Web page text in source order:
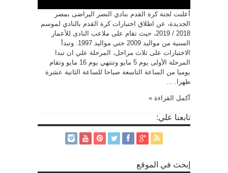
أعلنت لجنة كرة القدم بنادي النصر اليراضى بمصر
الجديدة، عن اطلاق اختبارات كرة القدم بالنادي لموسم
2018 / 2019، حيث تقام على ملاعب النادى للأعمار
السنية من مواليد 2009 حتي مواليد 1997. وتبدأ
الاختبارات على ثلاث مراحل، المرحلة علي ان تبدا
المرحلة الأولى يوم 5 مايو وتنتهي يوم 16 مايو وتقام
يوميا من الساعة التاسعة صباحا للساعة الثانية عشرة
ظهرا. ...
أكمل القراءة »
تابعنا علي:
إبحث في الموقع